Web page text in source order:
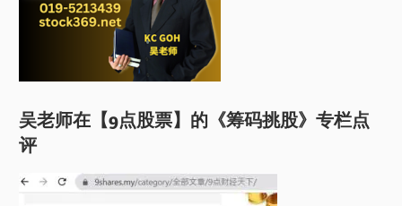
吴老师在【9点股票】的《筹码挑股》专栏点
评